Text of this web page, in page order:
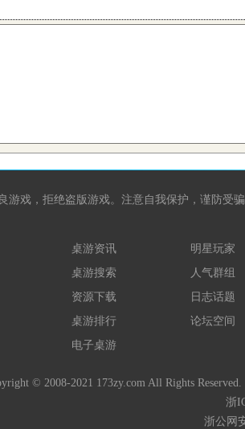
游戏，拒绝盗版游戏。注意自我保护，谨防受
桌游资讯
桌游搜索
资源下载
桌游排行
电子桌游
明星玩家
人气群组
日志话题
论坛空间
© 2008-2021 173zy.com All Rights
浙
浙公网